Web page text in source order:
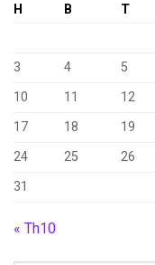
H B T
3
4 5
10
11 12
17
18 19
24
25 26
31
« Th10